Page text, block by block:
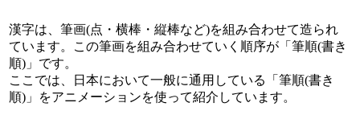
漢字は、筆画(点・横棒・縦棒など)を組み合わせて造られ
ています。この筆画を組み合わせていく順序が「筆順(書き
順)」です。
ここでは、日本において一般に通用している「筆順(書き
順)」をアニメーションを使って紹介しています。